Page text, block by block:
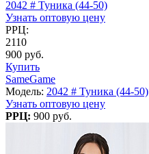
2042 # Туника (44-50)
Узнать оптовую цену
РРЦ:
2110
900 руб.
Купить
SameGame
Модель: 2042 # Туника (44-50)
Узнать оптовую цену
РРЦ: 900 руб.